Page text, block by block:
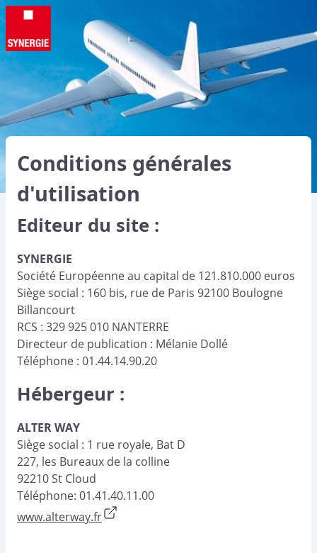
Aller
contenu
principal
Conditions générales
d'utilisation
Editeur du site :
SYNERGIE
Société Européenne au capital de 121.810.000 euros
Siège social : 160 bis, rue de Paris 92100 Boulogne
Billancourt
RCS : 329 925 010 NANTERRE
Directeur de publication : Mélanie Dollé
Téléphone : 01.44.14.90.20
Hébergeur :
ALTER WAY
Siège social : 1 rue royale, Bat D
227, les Bureaux de la colline
92210 St Cloud
Téléphone: 01.41.40.11.00
www.alterway.fr